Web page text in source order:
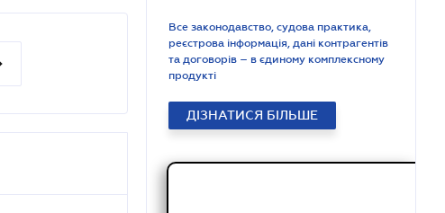
Все законодавство, судова практика,
реєстрова інформація, дані контрагентів
та договорів – в єдиному комплексному
продукті
ДІЗНАТИСЯ БІЛЬШЕ